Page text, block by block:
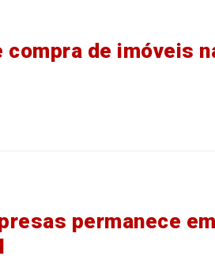
compra de imóveis
permanece